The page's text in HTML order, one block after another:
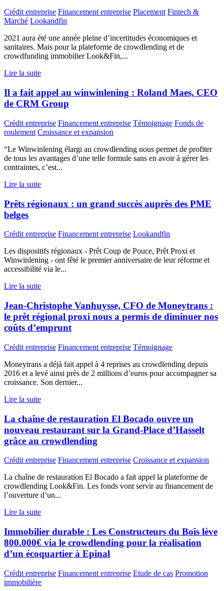
Crédit entreprise Financement entreprise Placement Fintech &
Marché Lookandfin
2021 aura été une année pleine d’incertitudes économiques et
sanitaires. Mais pour la plateforme de crowdlending et de
crowdfunding immobilier Look&Fin,...
Lire la suite
Il a fait appel au winwinlening : Roland Maes, CEO
de CRM Group
Crédit entreprise Financement entreprise Témoignage Fonds de
roulement Croissance et expansion
“Le Winwinlening élargi au crowdlending nous permet de profiter
de tous les avantages d’une telle formule sans en avoir à gérer les
contraintes, c’est...
Lire la suite
Prêts régionaux : un grand succès auprès des PME
belges
Crédit entreprise Financement entreprise Lookandfin
Les dispositifs régionaux - Prêt Coup de Pouce, Prêt Proxi et
Winwinlening - ont fêté le premier anniversaire de leur réforme et
accessibilité via le...
Lire la suite
Jean-Christophe Vanhuysse, CFO de Moneytrans :
le prêt régional proxi nous a permis de diminuer nos
coûts d’emprunt
Crédit entreprise Financement entreprise Témoignage
Moneytrans a déjà fait appel à 4 reprises au crowdlending depuis
2016 et a levé ainsi près de 2 millions d’euros pour accompagner sa
croissance. Son dernier...
Lire la suite
La chaîne de restauration El Bocado ouvre un
nouveau restaurant sur la Grand-Place d’Hasselt
grâce au crowdlending
Crédit entreprise Financement entreprise Croissance et expansion
La chaîne de restauration El Bocado a fait appel la plateforme de
crowdlending Look&Fin. Les fonds vont servir au financement de
l’ouverture d’un...
Lire la suite
Immobilier durable : Les Constructeurs du Bois lève
800.000€ via le crowdlending pour la réalisation
d’un écoquartier à Epinal
Crédit entreprise Financement entreprise Etude de cas Promotion
immobilière